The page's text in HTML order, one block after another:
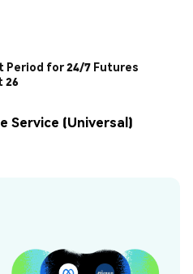
Period for 24/7 Futures
26
Service (Universal)